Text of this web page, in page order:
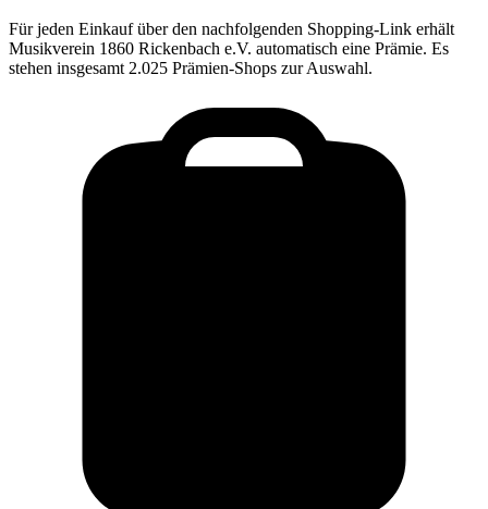
Für jeden Einkauf über den nachfolgenden Shopping-Link erhält
Musikverein 1860 Rickenbach e.V. automatisch eine Prämie. Es
stehen insgesamt 2.025 Prämien-Shops zur Auswahl.